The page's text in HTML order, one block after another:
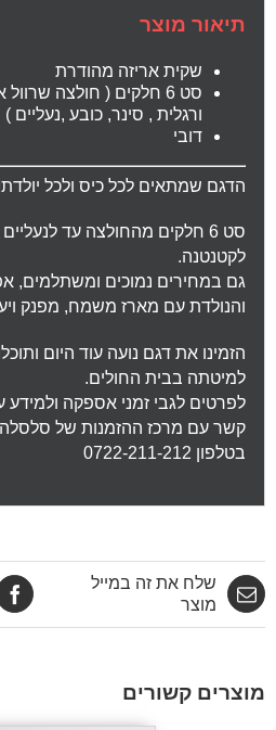
תיאור מוצר
שקית אריזה מהודרת
סט 6 חלקים ( חולצה
ורגלית , סינר, כובע ,נעליים )
דובי
הדגם שמתאים לכל כיס ולכל
סט 6 חלקים מהחולצה עד
לקטנטנה.
גם במחירים נמוכים ומשתלמים,
והנולדת עם מארז משמח, מפנק
הזמינו את דגם נועה עוד היום
למיטתה בבית החולים.
לפרטים לגבי זמני אספקה ולמידע
קשר עם מרכז ההזמנות של
בטלפון 0722-211-212
שלח את זה במייל
מוצר
מוצרים קשורים